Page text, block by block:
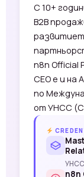
С 10+
B2B
n8n Official
CEO е и на
по
от УНСС
УНСС
n8n